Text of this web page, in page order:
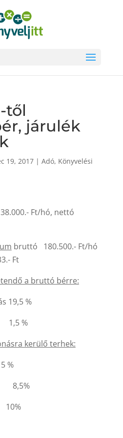
től
járulék
19, 2017| Adó, Könyvelési
Ft/hó, nettó
bruttó 180.500.- Ft/hó
Ft
a bruttó bérre:
19,5 %
1,5 %
kerülő terhek:
8,5%